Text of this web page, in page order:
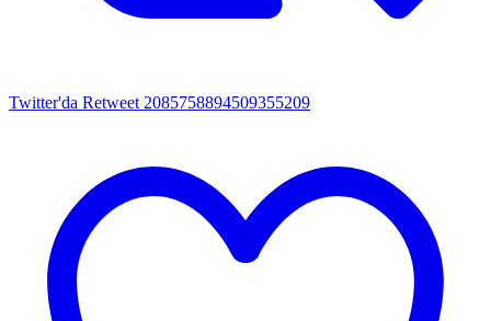
Twitter'da Retweet 2085758894509355209